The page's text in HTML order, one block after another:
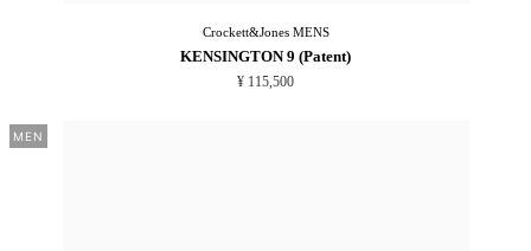
Crockett&JonesMENS
KENSINGTON 9 (Patent)
¥ 115,500
MEN